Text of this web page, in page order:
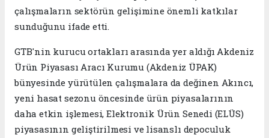
çalışmaların sektörün gelişimine önemli katkılar
sunduğunu ifade etti.
GTB'nin kurucu ortakları arasında yer aldığı Akdeniz
Ürün Piyasası Aracı Kurumu (Akdeniz ÜPAK)
bünyesinde yürütülen çalışmalara da değinen Akıncı,
yeni hasat sezonu öncesinde ürün piyasalarının
daha etkin işlemesi, Elektronik Ürün Senedi (ELÜS)
piyasasının geliştirilmesi ve lisanslı depoculuk